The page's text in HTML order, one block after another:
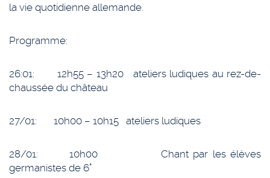
la vie quotidienne allemande.
Programme:
26:01: 12h55 – 13h20 ateliers ludiques au rez-de-
chaussée du château
27/01: 10h00 – 10h15 ateliers ludiques
28/01: 10h00 Chant par les élèves
germanistes de 6°